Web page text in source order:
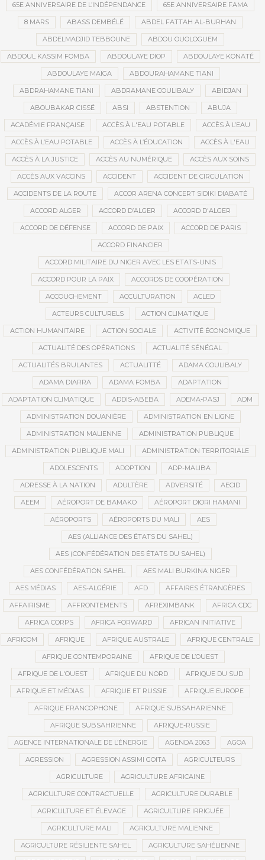
65E ANNIVERSAIRE DE L’INDÉPENDANCE 65E ANNIVERSAIRE FAMA
8 MARS ABASS DEMBÉLÉ ABDEL FATTAH AL-BURHAN
ABDELMADJID TEBBOUNE ABDOU OUOLOGUEM
ABDOUL KASSIM FOMBA ABDOULAYE DIOP ABDOULAYE KONATÉ
ABDOULAYE MAÏGA ABDOURAHAMANE TIANI
ABDRAHAMANE TIANI ABDRAMANE COULIBALY ABIDJAN
ABOUBAKAR CISSÉ ABSI ABSTENTION ABUJA
ACADÉMIE FRANÇAISE ACCÈS À L'EAU POTABLE ACCÈS À L’EAU
ACCÈS À L’EAU POTABLE ACCÈS À L’ÉDUCATION ACCÈS À L'EAU
ACCÈS À LA JUSTICE ACCÈS AU NUMÉRIQUE ACCÈS AUX SOINS
ACCÈS AUX VACCINS ACCIDENT ACCIDENT DE CIRCULATION
ACCIDENTS DE LA ROUTE ACCOR ARENA CONCERT SIDIKI DIABATÉ
ACCORD ALGER ACCORD D’ALGER ACCORD D'ALGER
ACCORD DE DÉFENSE ACCORD DE PAIX ACCORD DE PARIS
ACCORD FINANCIER
ACCORD MILITAIRE DU NIGER AVEC LES ETATS-UNIS
ACCORD POUR LA PAIX ACCORDS DE COOPÉRATION
ACCOUCHEMENT ACCULTURATION ACLED
ACTEURS CULTURELS ACTION CLIMATIQUE
ACTION HUMANITAIRE ACTION SOCIALE ACTIVITÉ ÉCONOMIQUE
ACTUALITÉ DES OPÉRATIONS ACTUALITÉ SÉNÉGAL
ACTUALITÉS BRULANTES ACTUALITTÉ ADAMA COULIBALY
ADAMA DIARRA ADAMA FOMBA ADAPTATION
ADAPTATION CLIMATIQUE ADDIS-ABEBA ADEMA-PASJ ADM
ADMINISTRATION DOUANIÈRE ADMINISTRATION EN LIGNE
ADMINISTRATION MALIENNE ADMINISTRATION PUBLIQUE
ADMINISTRATION PUBLIQUE MALI ADMINISTRATION TERRITORIALE
ADOLESCENTS ADOPTION ADP-MALIBA
ADRESSE À LA NATION ADULTÈRE ADVERSITÉ AECID
AEEM AÉROPORT DE BAMAKO AÉROPORT DIORI HAMANI
AÉROPORTS AÉROPORTS DU MALI AES
AES (ALLIANCE DES ÉTATS DU SAHEL)
AES (CONFÉDÉRATION DES ÉTATS DU SAHEL)
AES CONFÉDÉRATION SAHEL AES MALI BURKINA NIGER
AES MÉDIAS AES-ALGÉRIE AFD AFFAIRES ÉTRANGÈRES
AFFAIRISME AFFRONTEMENTS AFREXIMBANK AFRICA CDC
AFRICA CORPS AFRICA FORWARD AFRICAN INITIATIVE
AFRICOM AFRIQUE AFRIQUE AUSTRALE AFRIQUE CENTRALE
AFRIQUE CONTEMPORAINE AFRIQUE DE L’OUEST
AFRIQUE DE L'OUEST AFRIQUE DU NORD AFRIQUE DU SUD
AFRIQUE ET MÉDIAS AFRIQUE ET RUSSIE AFRIQUE EUROPE
AFRIQUE FRANCOPHONE AFRIQUE SUBSAHARIENNE
AFRIQUE SUBSAHRIENNE AFRIQUE-RUSSIE
AGENCE INTERNATIONALE DE L’ÉNERGIE AGENDA 2063 AGOA
AGRESSION AGRESSION ASSIMI GOITA AGRICULTEURS
AGRICULTURE AGRICULTURE AFRICAINE
AGRICULTURE CONTRACTUELLE AGRICULTURE DURABLE
AGRICULTURE ET ÉLEVAGE AGRICULTURE IRRIGUÉE
AGRICULTURE MALI AGRICULTURE MALIENNE
AGRICULTURE RÉSILIENTE SAHEL AGRICULTURE SAHÉLIENNE